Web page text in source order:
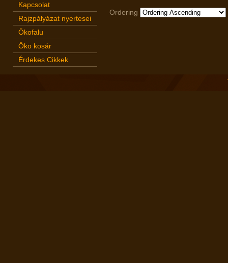
Kapcsolat
Rajzpályázat nyertesei
Ökofalu
Öko kosár
Érdekes Cikkek
Ordering